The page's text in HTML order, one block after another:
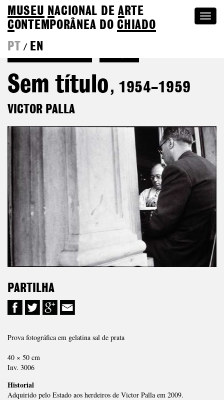
MUSEU NACIONAL DEA RTE
CONTEMPORÂNEA DOCHIADO
PT
/ EN
Sem título , 1954–1959
VICTOR PALLA
PARTILHA
Prova fotográfica em gelatina sal de prata
40 × 50 cm
Inv. 3006
Historial
Adquirido pelo Estado aos herdeiros de Victor Palla em 2009.